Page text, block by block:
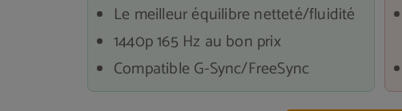
Le meilleur équilibre netteté/fluidité
1440p 165 Hz au bon prix
Compatible G-Sync/FreeSync